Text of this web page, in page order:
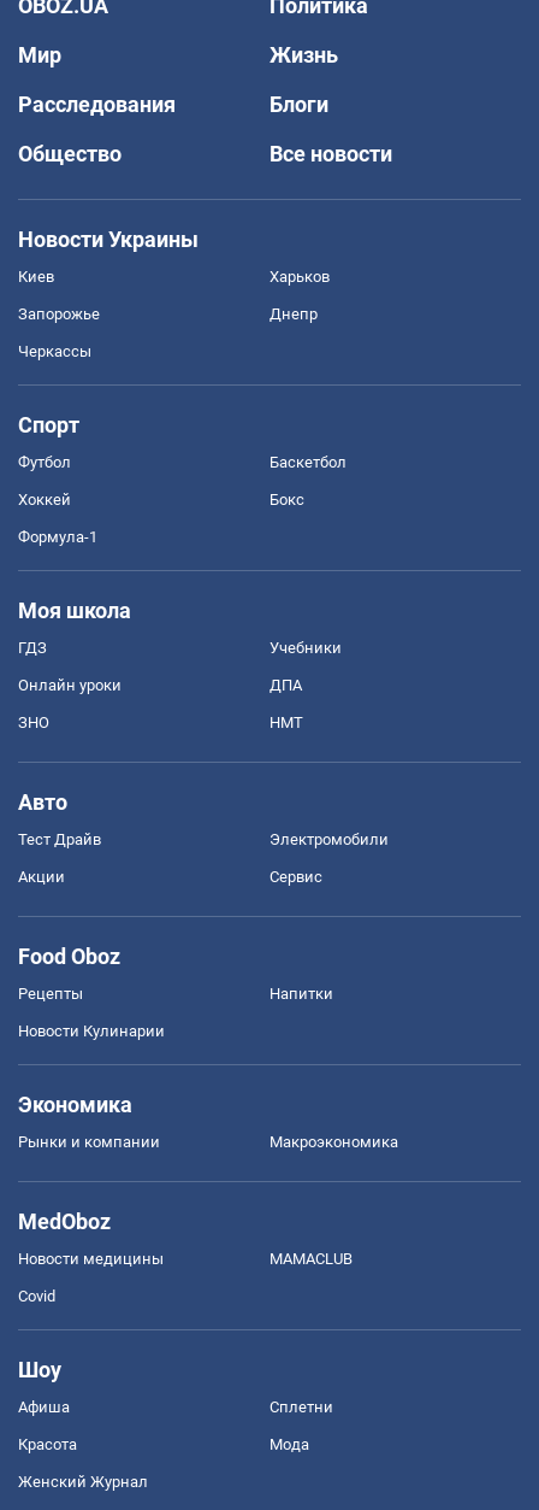
Мир
Жизнь
Расследования
Блоги
Общество
Все новости
Новости Украины
Киев Харьков
Запорожье Днепр
Черкассы
Спорт
Футбол Баскетбол
Хоккей Бокс
Формула-1
Моя школа
ГДЗ Учебники
Онлайн уроки ДПА
ЗНО НМТ
Авто
Тест Драйв Электромобили
Акции Сервис
Food Oboz
Рецепты Напитки
Новости Кулинарии
Экономика
Рынки и компании Mакроэкономика
MedOboz
Новости медицины MAMACLUB
Covid
Шоу
Афиша Сплетни
Красота Мода
Женский Журнал